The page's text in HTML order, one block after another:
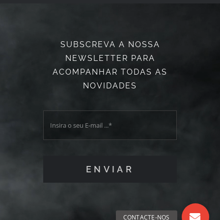
SUBSCREVA A NOSSA
NEWSLETTER PARA
ACOMPANHAR TODAS AS
NOVIDADES
ENVIAR